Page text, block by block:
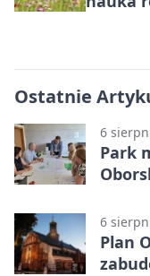
Ostatnie
6
Park
6
Plan